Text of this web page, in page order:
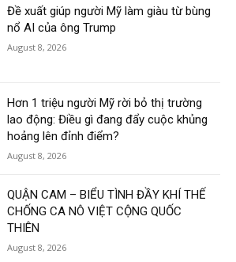
Đề xuất giúp người Mỹ làm giàu từ bùng
nổ AI của ông Trump
August 8, 2026
Hơn 1 triệu người Mỹ rời bỏ thị trường
lao động: Điều gì đang đẩy cuộc khủng
hoảng lên đỉnh điểm?
August 8, 2026
QUẬN CAM – BIỂU TÌNH ĐẦY KHÍ THẾ
CHỐNG CA NÔ VIỆT CỘNG QUỐC
THIÊN
August 8, 2026